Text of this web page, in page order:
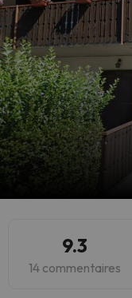
9.3
14 commentaires